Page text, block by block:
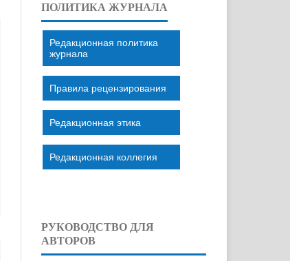
ПОЛИТИКА ЖУРНАЛА
Редакционная политика
журнала
Правила рецензирования
Редакционная этика
Редакционная коллегия
РУКОВОДСТВО ДЛЯ
АВТОРОВ